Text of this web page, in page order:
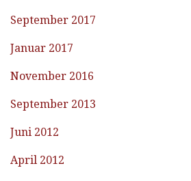
September 2017
Januar 2017
November 2016
September 2013
Juni 2012
April 2012